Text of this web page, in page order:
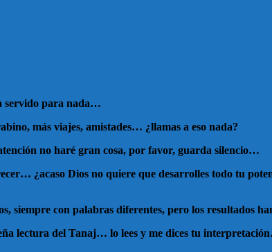
servido para nada…
más viajes, amistades… ¿llamas a eso nada?
no haré gran cosa, por favor, guarda silencio…
¿acaso Dios no quiere que desarrolles todo tu
siempre con palabras diferentes, pero los resultados
lectura del Tanaj… lo lees y me dices tu